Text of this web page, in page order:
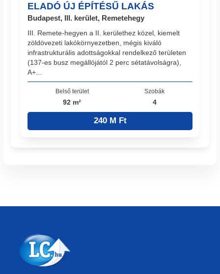
ELADÓ ÚJ ÉPÍTÉSŰ LAKÁS
Budapest, III. kerület, Remetehegy
III. Remete-hegyen a II. kerülethez közel, kiemelt
zöldövezeti lakókörnyezetben, mégis kiváló
infrastrukturális adottságokkal rendelkező területen
(137-es busz megállójától 2 perc sétatávolságra),
A+...
Belső terület
92 m²
Szobák
4
240 M Ft